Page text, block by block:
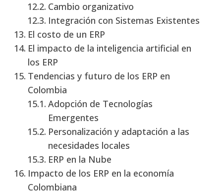
Cambio organizativo
Integración con Sistemas Existentes
El costo de un ERP
El impacto de la inteligencia artificial en
los ERP
Tendencias y futuro de los ERP en
Colombia
Adopción de Tecnologías
Emergentes
Personalización y adaptación a las
necesidades locales
ERP en la Nube
Impacto de los ERP en la economía
Colombiana